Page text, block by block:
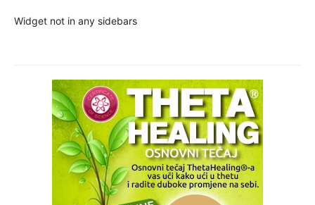
Widget not in any sidebars